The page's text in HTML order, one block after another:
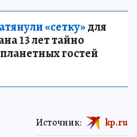
«сетку»для
13 лет тайно
гостей
Источник: kp.ru